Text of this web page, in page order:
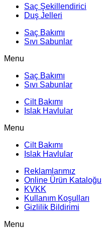
Saç Şekillendirici
Duş Jelleri
Saç Bakımı
Sıvı Sabunlar
Menu
Saç Bakımı
Sıvı Sabunlar
Cilt Bakımı
Islak Havlular
Menu
Cilt Bakımı
Islak Havlular
Reklamlarımız
Online Ürün Kataloğu
KVKK
Kullanım Koşulları
Gizlilik Bildirimi
Menu